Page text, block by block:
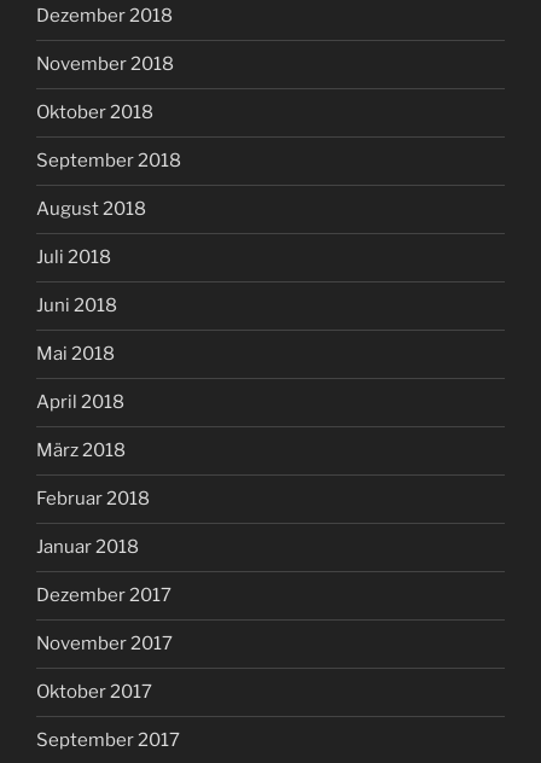
Dezember 2018
November 2018
Oktober 2018
September 2018
August 2018
Juli 2018
Juni 2018
Mai 2018
April 2018
März 2018
Februar 2018
Januar 2018
Dezember 2017
November 2017
Oktober 2017
September 2017